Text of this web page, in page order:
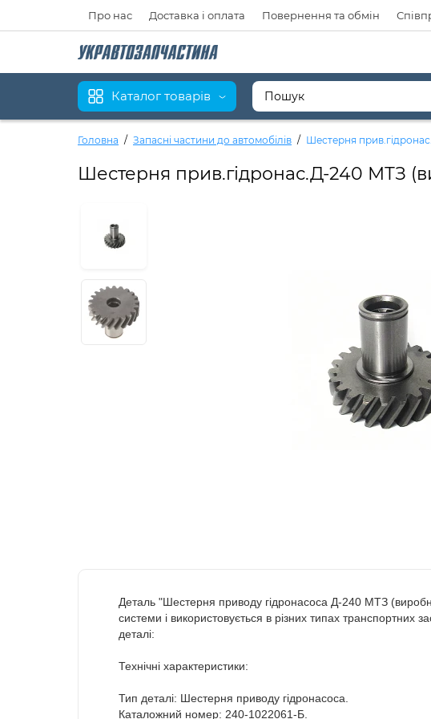
Про нас Доставка і оплата Повернення та обмін
Каталог товарів
Головна Запасні частини до автомобілів Шестерня
Шестерня прив.гідронас.Д-240 МТЗ
Деталь "Шестерня приводу гідронасоса Д-240 МТЗ
системи і використовується в різних типах транспортних
деталі:
Технічні характеристики:
Тип деталі: Шестерня приводу гідронасоса.
Каталожний номер: 240-1022061-Б.